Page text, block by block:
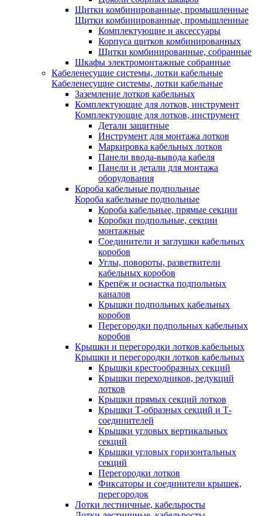
Щитки комбинированные, промышленные
Щитки комбинированные, промышленные
Комплектующие и аксессуары
Корпуса щитков комбинированных
Щитки комбинированные, собранные
Шкафы электромонтажные собранные
Кабеленесущие системы, лотки кабельные
Кабеленесущие системы, лотки кабельные
Заземление лотков кабельных
Комплектующие для лотков, инструмент
Комплектующие для лотков, инструмент
Детали защитные
Инструмент для монтажа лотков
Маркировка кабельных лотков
Панели ввода-вывода кабеля
Панели и детали для монтажа
оборудования
Короба кабельные подпольные
Короба кабельные подпольные
Короба кабельные, прямые секции
Коробки подпольные, секции
монтажные
Соединители и заглушки кабельных
коробов
Углы, повороты, разветвители
кабельных коробов
Крепёж и оснастка подпольных
каналов
Крышки подпольных кабельных
коробов
Перегородки подпольных кабельных
коробов
Крышки и перегородки лотков кабельных
Крышки и перегородки лотков кабельных
Крышки крестообразных секций
Крышки переходников, редукций
лотков
Крышки прямых секций лотков
Крышки Т-образных секций и Т-
соединителей
Крышки угловых вертикальных
секций
Крышки угловых горизонтальных
секций
Перегородки лотков
Фиксаторы и соединители крышек,
перегородок
Лотки лестничные, кабельросты